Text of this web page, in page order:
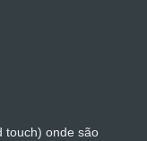
touch) onde são